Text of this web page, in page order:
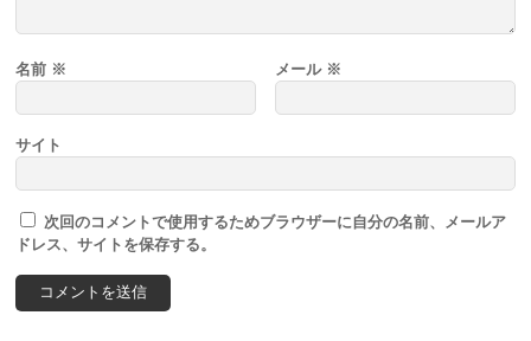
名前 ※ メール ※
サイト
次回のコメントで使用するためブラウザーに自分の名前、メールア
ドレス、サイトを保存する。